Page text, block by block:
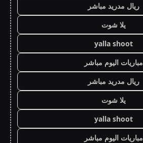
ريال مدريد مباشر
يلا شوت
yalla shoot
مباريات اليوم مباشر
ريال مدريد مباشر
يلا شوت
yalla shoot
مباريات اليوم مباشر